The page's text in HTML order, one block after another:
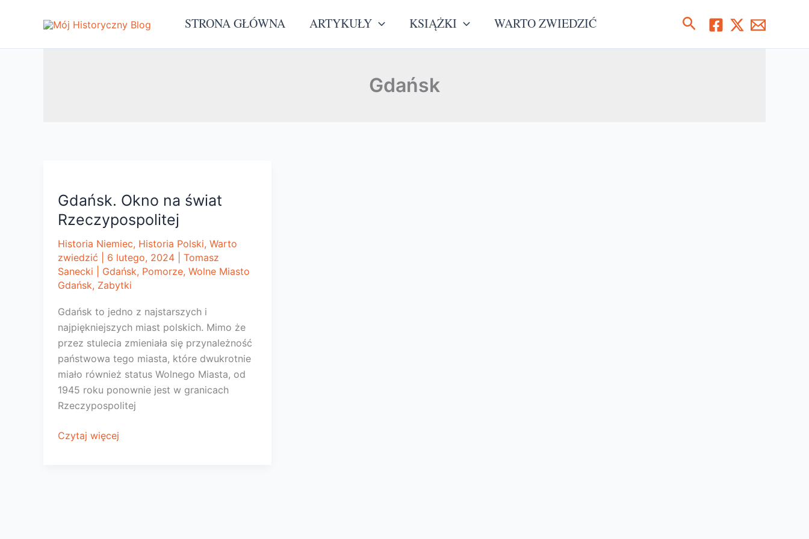
STRONA GŁÓWNA ARTYKUŁY KSIĄŻKI WARTO ZWIEDZIĆ Szukaj
Gdańsk
Gdańsk. Okno na świat
Rzeczypospolitej
Historia Niemiec, Historia Polski, Warto
zwiedzić
6 lutego, 2024
Tomasz
Sanecki
Gdańsk, Pomorze, Wolne Miasto
Gdańsk, Zabytki
Gdańsk to jedno z najstarszych i
najpiękniejszych miast polskich. Mimo że
przez stulecia zmieniała się przynależność
państwowa tego miasta, które dwukrotnie
miało również status Wolnego Miasta, od
1945 roku ponownie jest w granicach
Rzeczypospolitej
Gdańsk.
Czytaj więcej